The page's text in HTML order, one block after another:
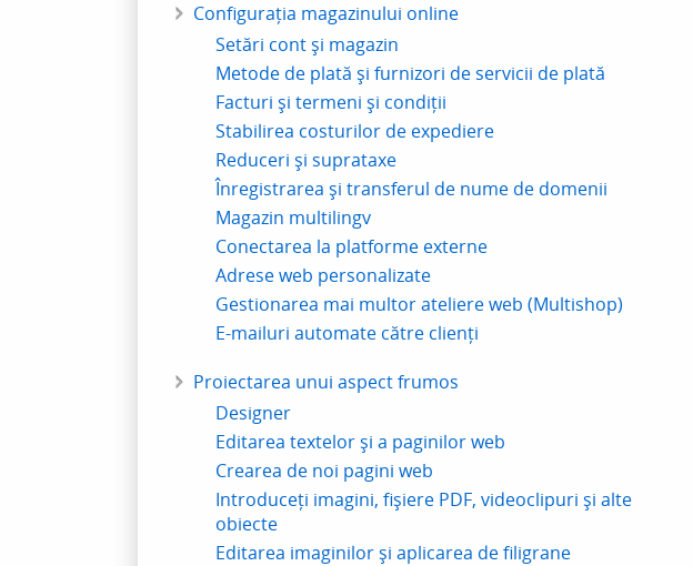
Configurația magazinului online
Setări cont și magazin
Metode de plată și furnizori de servicii de plată
Facturi și termeni și condiții
Stabilirea costurilor de expediere
Reduceri și suprataxe
Înregistrarea și transferul de nume de domenii
Magazin multilingv
Conectarea la platforme externe
Adrese web personalizate
Gestionarea mai multor ateliere web (Multishop)
E-mailuri automate către clienți
Proiectarea unui aspect frumos
Designer
Editarea textelor și a paginilor web
Crearea de noi pagini web
Introduceți imagini, fișiere PDF, videoclipuri și alte
obiecte
Editarea imaginilor și aplicarea de filigrane